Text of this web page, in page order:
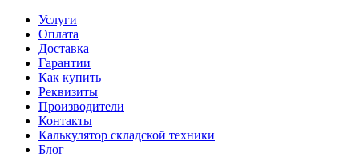
Услуги
Оплата
Доставка
Гарантии
Как купить
Реквизиты
Производители
Контакты
Калькулятор складской техники
Блог